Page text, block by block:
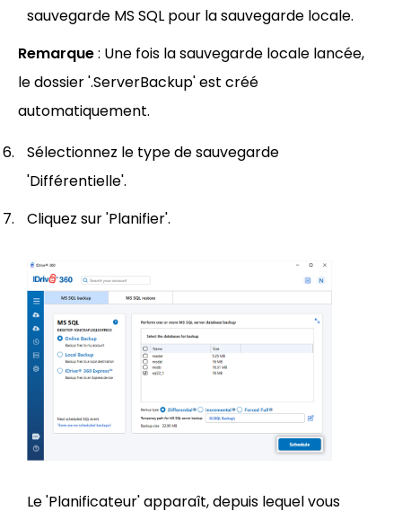
sauvegarde MS SQL pour la sauvegarde locale.
Remarque: Une fois la sauvegarde locale lancée,
le dossier '.ServerBackup' est créé
automatiquement.
Sélectionnez le type de sauvegarde
'Différentielle'.
Cliquez sur 'Planifier'.
Le 'Planificateur' apparaît, depuis lequel vous